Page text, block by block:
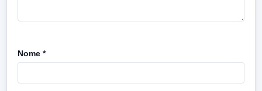
Nome *